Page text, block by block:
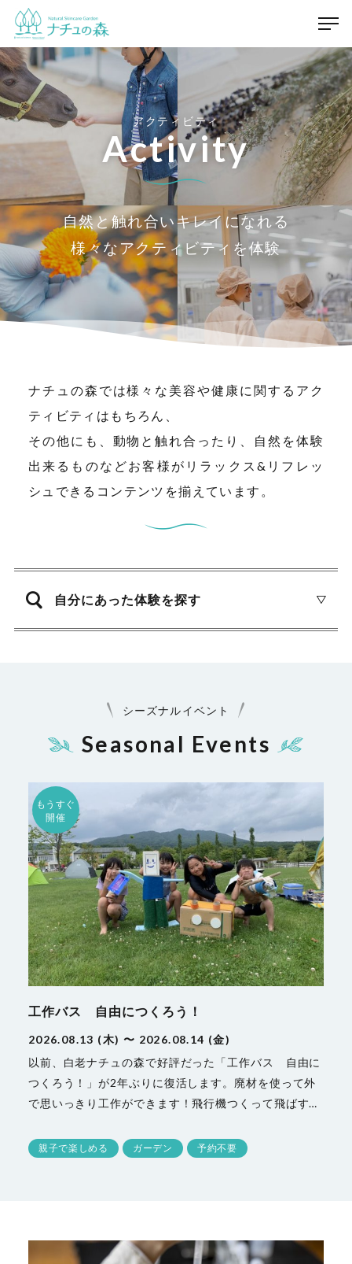
アクティビティ
Activity
自然と触れ合いキレイになれる
様々なアクティビティを体験
ナチュの森では様々な美容や健康に関するアク
ティビティはもちろん、
その他にも、動物と触れ合ったり、自然を体験
出来るものなどお客様がリラックス&リフレッ
シュできるコンテンツを揃えています。
自分にあった体験を探す
シーズナルイベント
Seasonal Events
もうすぐ
開催
工作バス 自由につくろう！
2026.08.13 (木) 〜 2026.08.14 (金)
以前、白老ナチュの森で好評だった「工作バス 自由に
つくろう！」が2年ぶりに復活します。廃材を使って外
で思いっきり工作ができます！飛行機つくって飛ばす…
親子で楽しめる ガーデン 予約不要